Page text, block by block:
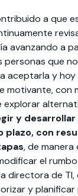
a que
avanzando a
personas que
aceptarla y hoy
motivante, con
y
plazo, con
, de
el
directora de
y